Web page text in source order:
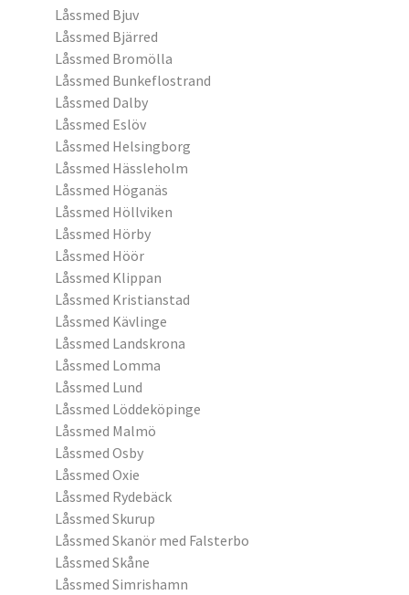
Låssmed Bjuv
Låssmed Bjärred
Låssmed Bromölla
Låssmed Bunkeflostrand
Låssmed Dalby
Låssmed Eslöv
Låssmed Helsingborg
Låssmed Hässleholm
Låssmed Höganäs
Låssmed Höllviken
Låssmed Hörby
Låssmed Höör
Låssmed Klippan
Låssmed Kristianstad
Låssmed Kävlinge
Låssmed Landskrona
Låssmed Lomma
Låssmed Lund
Låssmed Löddeköpinge
Låssmed Malmö
Låssmed Osby
Låssmed Oxie
Låssmed Rydebäck
Låssmed Skurup
Låssmed Skanör med Falsterbo
Låssmed Skåne
Låssmed Simrishamn